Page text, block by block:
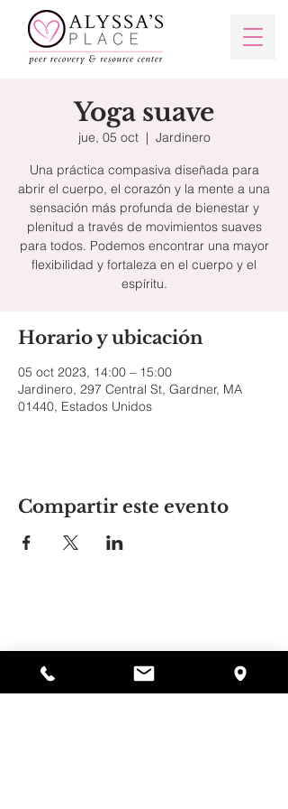
Yoga suave
jue, 05 oct
  |
Jardinero
Una práctica compasiva diseñada para
abrir el cuerpo, el corazón y la mente a una
sensación más profunda de bienestar y
plenitud a través de movimientos suaves
para todos. Podemos encontrar una mayor
flexibilidad y fortaleza en el cuerpo y el
espíritu.
Horario y ubicación
05 oct 2023, 14:00 – 15:00
Jardinero, 297 Central St, Gardner, MA
01440, Estados Unidos
Compartir este evento